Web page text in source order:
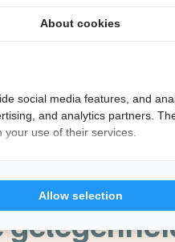
About cookies
social media features, and
and analytics partners.
use of their services.
Allow selection